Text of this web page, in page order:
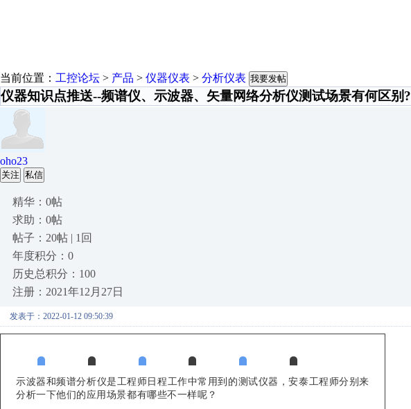
当前位置： 工控论坛 > 产品 > 仪器仪表 > 分析仪表 我要发帖
仪器知识点推送--频谱仪、示波器、矢量网络分析仪测试场景有何区别?
oho23
关注 私信
精华：0帖
求助：0帖
帖子：20帖 | 1回
年度积分：0
历史总积分：100
注册：2021年12月27日
发表于：2022-01-12 09:50:39
示波器和频谱分析仪是工程师日程工作中常用到的测试仪器，安泰工程师分别来
分析一下他们的应用场景都有哪些不一样呢？